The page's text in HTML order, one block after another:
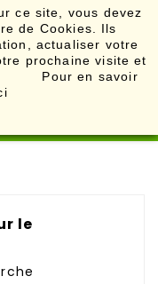
ce site, vous devez
de Cookies. Ils
actualiser votre
prochaine visite et
Pour en savoir
le